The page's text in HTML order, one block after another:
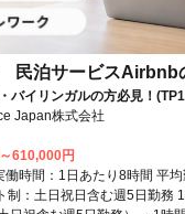
民泊サービスAirbnb
バイリンガルの方必見！
Japan株式会社
610,000円
働時間：1日あたり8時間 平
制：土日祝日含む週5日勤務